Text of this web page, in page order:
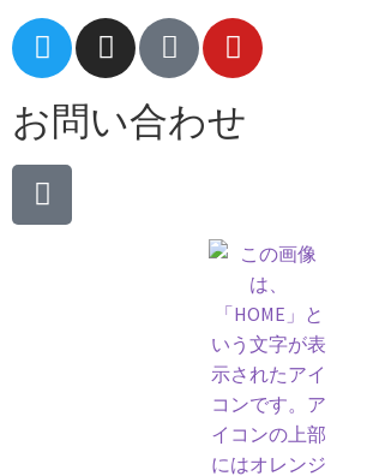
お問い合わせ